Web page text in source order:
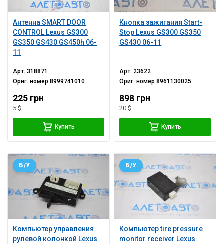
Антенна SMART DOOR
CONTROL Lexus GS300
GS350 GS430 GS450h 06-
11
Арт.318871
Ориг. номер8999741010
225 грн
5 $
Купить
Кнопка зажигания Start-
Stop Lexus GS300 GS350
GS430 06-11
Арт. 23622
Ориг. номер8961130025
898 грн
20 $
Купить
Компьютер управления
рулевой колонкой Lexus
Б/У
Компьютер tire pressure
monitor receiver Lexus
Б/У